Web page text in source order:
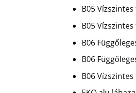
B05
B05
B06
B06
B06